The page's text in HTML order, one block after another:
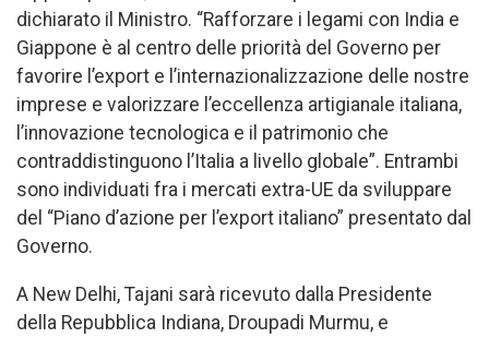
dichiarato il Ministro. “Rafforzare i legami con India e
Giappone è al centro delle priorità del Governo per
favorire l’export e l’internazionalizzazione delle nostre
imprese e valorizzare l’eccellenza artigianale italiana,
l’innovazione tecnologica e il patrimonio che
contraddistinguono l’Italia a livello globale”. Entrambi
sono individuati fra i mercati extra-UE da sviluppare
del “Piano d’azione per l’export italiano” presentato dal
Governo.
A New Delhi, Tajani sarà ricevuto dalla Presidente
della Repubblica Indiana, Droupadi Murmu, e